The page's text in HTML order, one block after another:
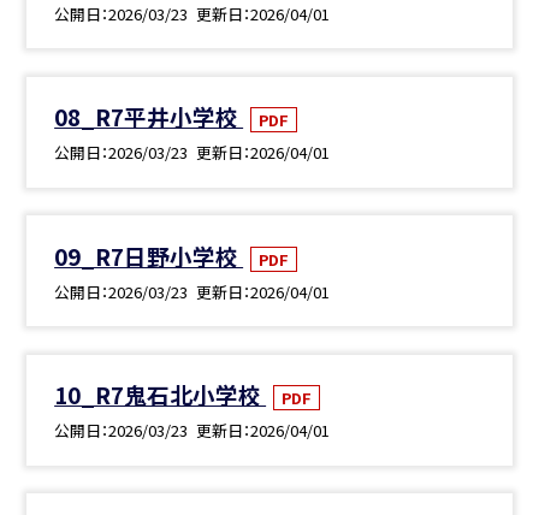
公開日 2026/03/23 更新日 2026/04/01
08_R7平井小学校
PDF
公開日 2026/03/23 更新日 2026/04/01
09_R7日野小学校
PDF
公開日 2026/03/23 更新日 2026/04/01
10_R7鬼石北小学校
PDF
公開日 2026/03/23 更新日 2026/04/01